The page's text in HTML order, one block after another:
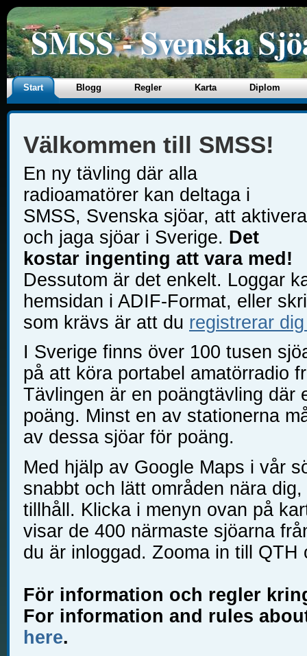
SMSS - Svenska
Start Blogg Regler Karta Diplom
Välkommen till SMSS!
En ny tävling där alla
radioamatörer kan deltaga i
SMSS, Svenska sjöar, att aktivera
och jaga sjöar i Sverige. Det
kostar ingenting att vara med!
Dessutom är det enkelt. Loggar
hemsidan i ADIF-Format, eller
som krävs är att du registrerar
I Sverige finns över 100 tusen
på att köra portabel amatörradio
Tävlingen är en poängtävling där
poäng. Minst en av stationerna
av dessa sjöar för poäng.
Med hjälp av Google Maps i vår
snabbt och lätt områden nära
tillhåll. Klicka i menyn ovan på
visar de 400 närmaste sjöarna
du är inloggad. Zooma in till QTH
För information och regler
For information and rules
here.